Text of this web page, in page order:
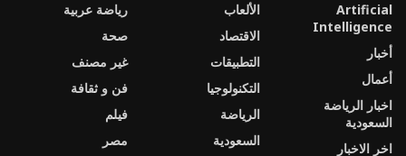
Artificial
Intelligence
أخبار
أعمال
اخبار الرياضة
السعودية
اخر الاخبار
الألعاب
الاقتصاد
التطبيقات
التكنولوجيا
الرياضة
السعودية
رياضة عربية
صحة
غير مصنف
فن و ثقافة
فيلم
مصر